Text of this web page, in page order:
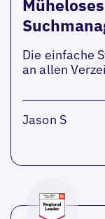
Die einfache
an allen
Jason S